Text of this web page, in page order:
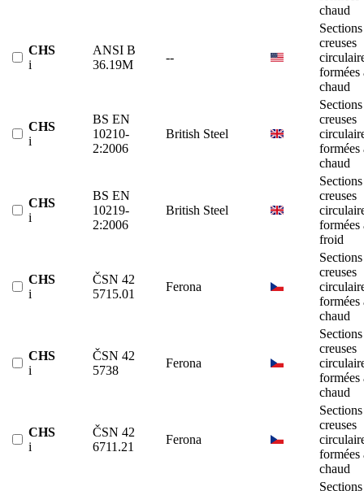
chaud
CHS
i
ANSI B
36.19M
--
Sections
creuses
formées
chaud
CHS
i
BS EN
10210-
2:2006
British Steel
Sections
creuses
formées
chaud
CHS
i
BS EN
10219-
2:2006
British Steel
Sections
creuses
formées
froid
CHS
i
ČSN 42
5715.01
Ferona
Sections
creuses
formées
chaud
CHS
i
ČSN 42
5738
Ferona
Sections
creuses
formées
chaud
CHS
i
ČSN 42
6711.21
Ferona
Sections
creuses
formées
chaud
Sections